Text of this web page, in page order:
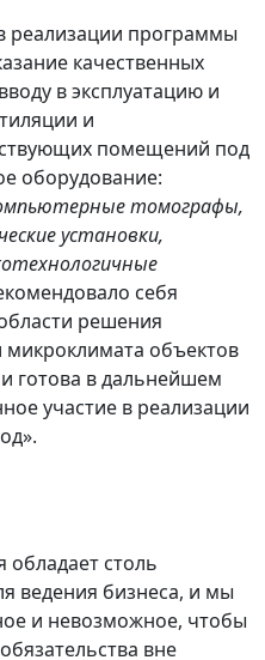
реализации программы
качественных
в эксплуатацию и
и
помещений под
оборудование:
томографы,
установки,
себя
решения
микроклимата объектов
готова в дальнейшем
участие в реализации
столь
ведения бизнеса, и мы
и невозможное, чтобы
вне